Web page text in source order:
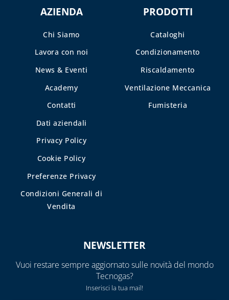
AZIENDA
Chi Siamo
Lavora con noi
News & Eventi
Academy
Contatti
Dati aziendali
Privacy Policy
Cookie Policy
Preferenze Privacy
Condizioni Generali di
Vendita
PRODOTTI
Cataloghi
Condizionamento
Riscaldamento
Ventilazione Meccanica
Fumisteria
NEWSLETTER
Vuoi restare sempre aggiornato sulle novità del mondo
Tecnogas?
Inserisci la tua mail!